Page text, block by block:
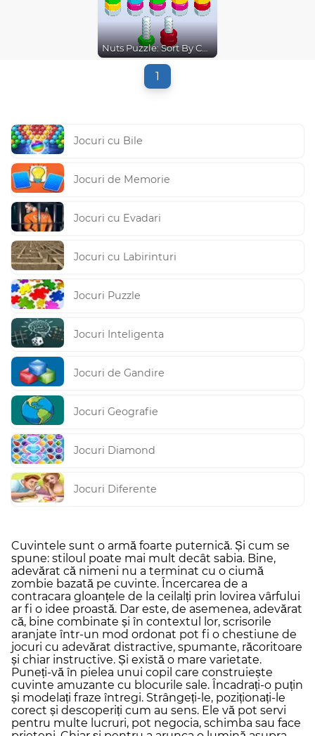
Nuts Puzzle: Sort By Color
1
Jocuri cu Bile
Jocuri de Memorie
Jocuri cu Evadari
Jocuri cu Labirinturi
Jocuri Puzzle
Jocuri Inteligenta
Jocuri de Gandire
Jocuri Geografie
Jocuri Diamond
Jocuri Diferente
Cuvintele sunt o armă foarte puternică. Și cum se
spune: stiloul poate mai mult decât sabia. Bine,
adevărat că nimeni nu a terminat cu o ciumă
zombie bazată pe cuvinte. Încercarea de a
contracara gloanțele de la ceilalți prin lovirea vârfului
ar fi o idee proastă. Dar este, de asemenea, adevărat
că, bine combinate și în contextul lor, scrisorile
aranjate într-un mod ordonat pot fi o chestiune de
jocuri cu adevărat distractive, spumante, răcoritoare
și chiar instructive. Și există o mare varietate.
Puneți-vă în pielea unui copil care construiește
cuvinte amuzante cu blocurile sale. Încadrați-o puțin
și modelați fraze întregi. Strângeți-le, poziționați-le
corect și descoperiți cum au sens. Ele vă pot servi
pentru multe lucruri, pot negocia, schimba sau face